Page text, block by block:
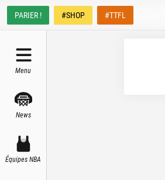
PARIER ! #SHOP #TTFL
Menu
News
Équipes NBA